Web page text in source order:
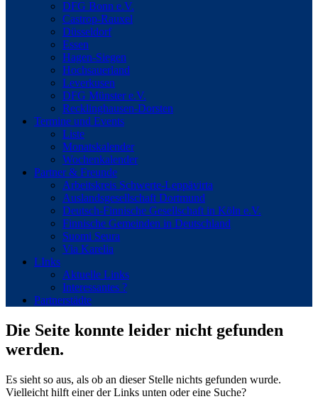
DFG Bonn e.V.
Castrop-Rauxel
Düsseldorf
Essen
Hagen-Siegen
Hochsauerland
Leverkusen
DFG Münster e.V.
Recklinghausen-Dorsten
Termine und Events
Liste
Monatskalender
Wochenkalender
Partner & Freunde
Arbeitskreis Schwerte-Leppävirta
Auslandsgesellschaft Dortmund
Deutsch-Finnische Gesellschaft in Köln e.V.
Finnische Gemeinden in Deutschland
Suomi Seura
Via Karelia
LInks
Aktuelle Links
Interessantes ?
Partnerstädte
Die Seite konnte leider nicht gefunden
werden.
Es sieht so aus, als ob an dieser Stelle nichts gefunden wurde.
Vielleicht hilft einer der Links unten oder eine Suche?